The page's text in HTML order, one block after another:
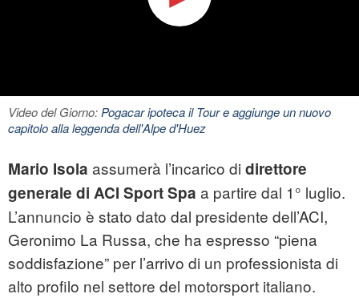
Video del Giorno:Pogacar ipoteca il Tour e aggiunge un nuovo
capitolo alla leggenda dell'Alpe d'Huez
Mario Isola assumerà l’incarico di direttore
generale di ACI Sport Spa a partire dal 1° luglio.
L’annuncio è stato dato dal presidente dell’ACI,
Geronimo La Russa, che ha espresso “piena
soddisfazione” per l’arrivo di un professionista di
alto profilo nel settore del motorsport italiano.